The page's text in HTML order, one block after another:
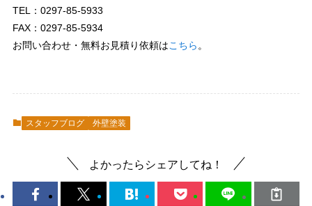
TEL：0297-85-5933
FAX：0297-85-5934
お問い合わせ・無料お見積り依頼はこちら 。
スタッフブログ 外壁塗装
よかったらシェアしてね！